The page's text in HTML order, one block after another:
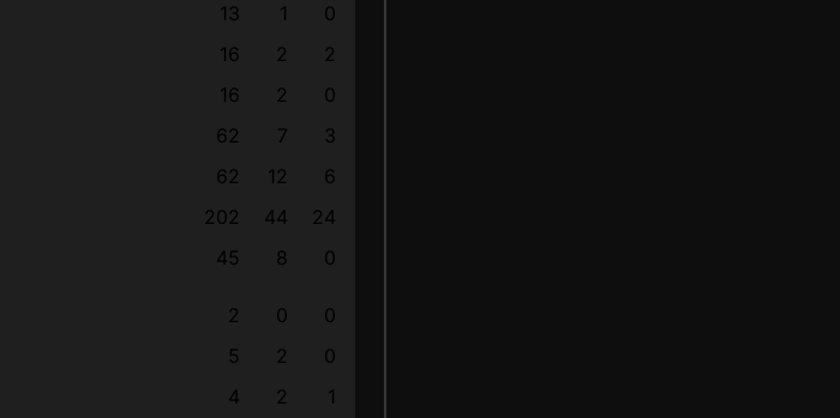
13 1
0
16 2
2
16 2
0
62 7
3
62 12
6
202 44
24
45 8 0
2 0
0
5 2
0
4 2 1